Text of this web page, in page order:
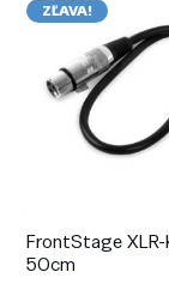
ZĽAVA!
FrontStage XLR-
50cm